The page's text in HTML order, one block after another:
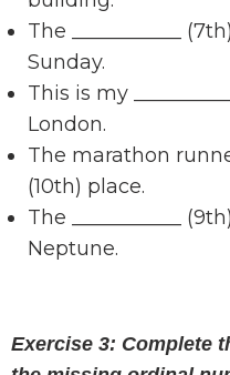
The ___________
Sunday.
This is my
London.
The marathon
(10th) place.
The ___________
Neptune.
Exercise 3: Complete